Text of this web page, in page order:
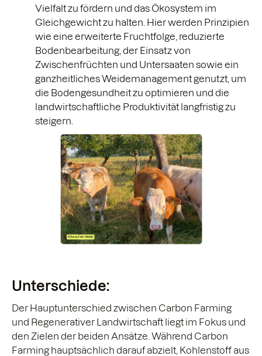
Vielfalt zu fördern und das Ökosystem im
Gleichgewicht zu halten. Hier werden Prinzipien
wie eine erweiterte Fruchtfolge, reduzierte
Bodenbearbeitung, der Einsatz von
Zwischenfrüchten und Untersaaten sowie ein
ganzheitliches Weidemanagement genutzt, um
die Bodengesundheit zu optimieren und die
landwirtschaftliche Produktivität langfristig zu
steigern.
Unterschiede:
Der Hauptunterschied zwischen Carbon Farming
und Regenerativer Landwirtschaft liegt im Fokus und
den Zielen der beiden Ansätze. Während Carbon
Farming hauptsächlich darauf abzielt, Kohlenstoff aus